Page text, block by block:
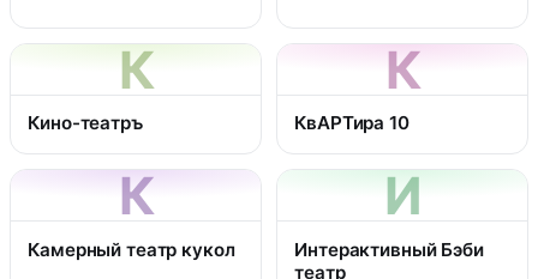
К
Кино-театръ
К
КвАРТира 10
К
Камерный театр кукол
И
Интерактивный Бэби
театр